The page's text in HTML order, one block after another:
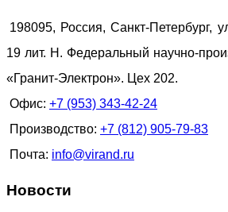
198095, Россия, Санкт-Петербург,
19 лит. Н. Федеральный научно-
«Гранит-Электрон». Цех 202.
Офис: +7 (953) 343-42-24
Производство: +7 (812) 905-79-83
Почта: info@virand.ru
Новости